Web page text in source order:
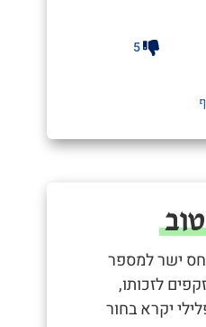
5
ישר למספר
לזכותו,
יקרא בחור